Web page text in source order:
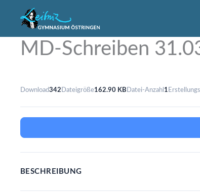
MD-Schreiben
Download342 Dateigröße162.90 KB Datei-Anzahl 1
BESCHREIBUNG